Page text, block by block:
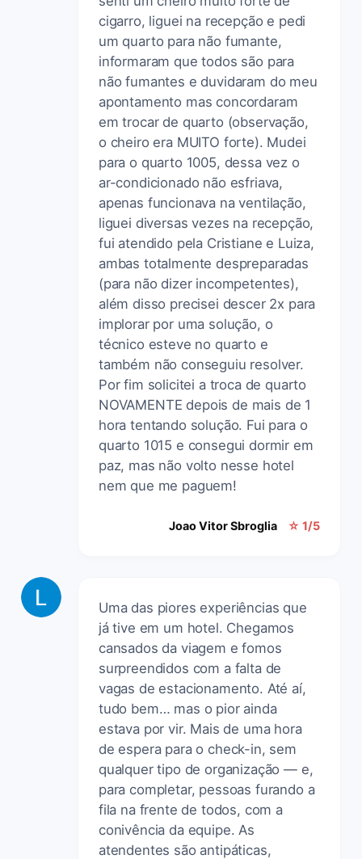
cigarro, liguei na recepção e pedi
um quarto para não fumante,
informaram que todos são para
não fumantes e duvidaram do meu
apontamento mas concordaram
em trocar de quarto (observação,
o cheiro era MUITO forte). Mudei
para o quarto 1005, dessa vez o
ar-condicionado não esfriava,
apenas funcionava na ventilação,
liguei diversas vezes na recepção,
fui atendido pela Cristiane e Luiza,
ambas totalmente despreparadas
(para não dizer incompetentes),
além disso precisei descer 2x para
implorar por uma solução, o
técnico esteve no quarto e
também não conseguiu resolver.
Por fim solicitei a troca de quarto
NOVAMENTE depois de mais de 1
hora tentando solução. Fui para o
quarto 1015 e consegui dormir em
paz, mas não volto nesse hotel
nem que me paguem!
Joao Vitor Sbroglia ☆ 1/5
Uma das piores experiências que
já tive em um hotel. Chegamos
cansados da viagem e fomos
surpreendidos com a falta de
vagas de estacionamento. Até aí,
tudo bem… mas o pior ainda
estava por vir. Mais de uma hora
de espera para o check-in, sem
qualquer tipo de organização — e,
para completar, pessoas furando a
fila na frente de todos, com a
conivência da equipe. As
atendentes são antipáticas,